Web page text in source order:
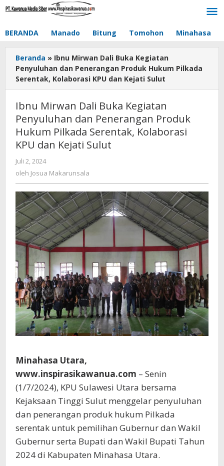
Lewati
BERANDA Manado Bitung Tomohon Minahasa
Beranda » Ibnu Mirwan Dali Buka Kegiatan
Penyuluhan dan Penerangan Produk Hukum Pilkada
Serentak, Kolaborasi KPU dan Kejati Sulut
Ibnu Mirwan Dali Buka Kegiatan
Penyuluhan dan Penerangan Produk
Hukum Pilkada Serentak, Kolaborasi
KPU dan Kejati Sulut
Juli 2, 2024
Josua
oleh Josua Makarunsala
Minahasa Utara,
www.inspirasikawanua.com – Senin
(1/7/2024), KPU Sulawesi Utara bersama
Kejaksaan Tinggi Sulut menggelar penyuluhan
dan penerangan produk hukum Pilkada
serentak untuk pemilihan Gubernur dan Wakil
Gubernur serta Bupati dan Wakil Bupati Tahun
2024 di Kabupaten Minahasa Utara.